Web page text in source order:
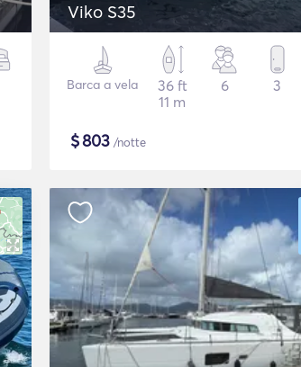
Viko S35
Barca a vela
36 ft
11 m
6 3
$803 /notte